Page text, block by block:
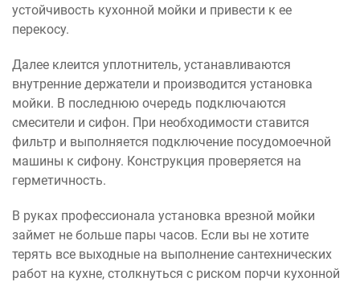
устойчивость кухонной мойки и привести к ее
перекосу.
Далее клеится уплотнитель, устанавливаются
внутренние держатели и производится установка
мойки. В последнюю очередь подключаются
смесители и сифон. При необходимости ставится
фильтр и выполняется подключение посудомоечной
машины к сифону. Конструкция проверяется на
герметичность.
В руках профессионала установка врезной мойки
займет не больше пары часов. Если вы не хотите
терять все выходные на выполнение сантехнических
работ на кухне, столкнуться с риском порчи кухонной